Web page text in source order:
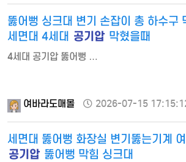
뚫어뻥 싱크대 변기 손잡이 총 하수구
세면대 4세대 공기압 막혔을때
4세대 공기압 뚫어뻥 …
여바라도매몰 2026-07-15
세면대 뚫어뻥 화장실 변기뚫는기계 여
공기압 뚫어뻥 막힘 싱크대